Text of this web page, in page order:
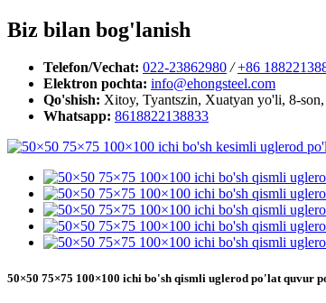
Biz bilan bog'lanish
Telefon/Vechat: 022-23862980 / +86
Elektron pochta: info@ehongsteel.com
Qo'shish: Xitoy, Tyantszin, Xuatyan yo'li, 8-
Whatsapp: 8618822138833
50×50 75×75 100×100 ichi bo'sh qismli uglerod po'lat quvur